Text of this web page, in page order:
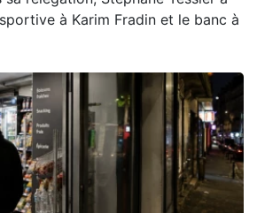
à Karim Fradin et le banc à